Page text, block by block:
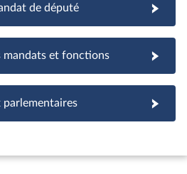
de député
au mandat de député
mandats et fonctions
parlementaires